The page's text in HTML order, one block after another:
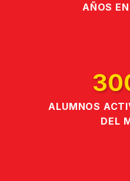
AÑOS
ALUMNOS
DEL